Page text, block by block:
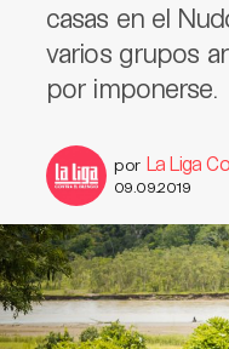
casas en el
varios grupos
por imponerse.
por La Liga
09.09.2019